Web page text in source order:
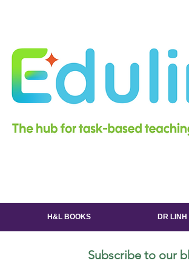
H&L BOOKS DR
Subscribe to our